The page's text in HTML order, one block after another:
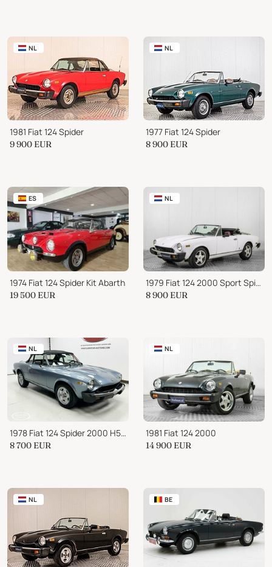
NL
1981 Fiat 124 Spider
9 900 EUR
NL
1977 Fiat 124 Spider
8 900 EUR
ES
1974 Fiat 124 Spider Kit Abarth
19 500 EUR
NL
1979 Fiat 124 2000 Sport Spider
8 900 EUR
NL
1978 Fiat 124 Spider 2000 H5 - ONLINE AUCTION
8 700 EUR
NL
1981 Fiat 124 2000
14 900 EUR
NL BE